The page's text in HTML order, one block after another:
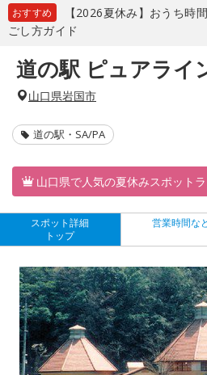
おすすめ
【2026夏休み】おうち時
ごし方ガイド
道の駅 ピュアライ
山口県岩国市
道の駅・SA/PA
山口県で人気の夏休みスポット
スポット詳細
トップ
営業時間な